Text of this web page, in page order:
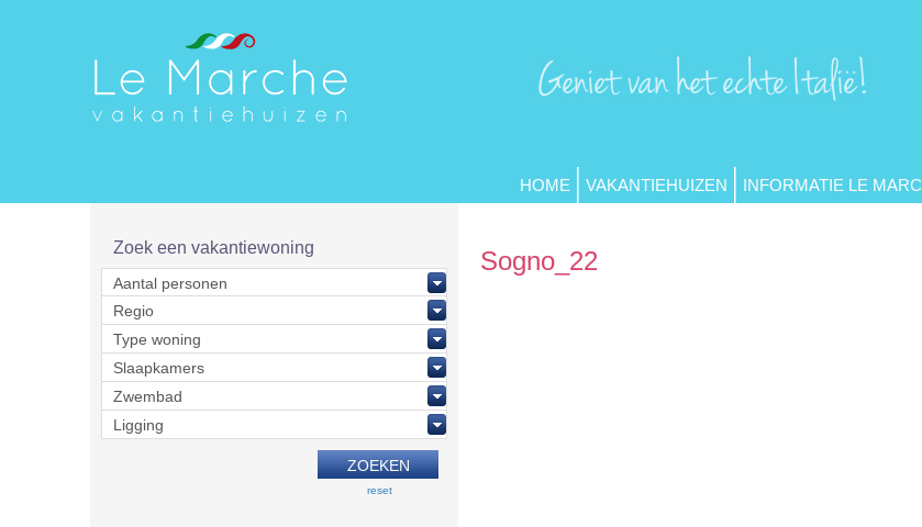
HOME VAKANTIEHUIZEN INFORMATIE LE
Zoek een vakantiewoning
reset
Sogno_22